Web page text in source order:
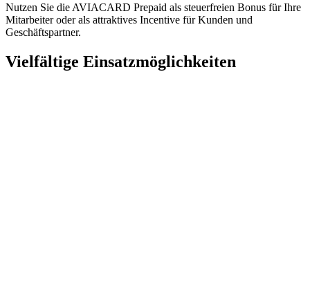
Nutzen Sie die AVIACARD Prepaid als steuerfreien Bonus für Ihre
Mitarbeiter oder als attraktives Incentive für Kunden und
Geschäftspartner.
Vielfältige Einsatzmöglichkeiten